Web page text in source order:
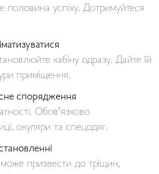
половина успіху. Дотримуйтеся
кабіну одразу. Дайте їй
приміщення.
спорядження
Обов’язково
окуляри та спецодяг.
призвести до тріщин,